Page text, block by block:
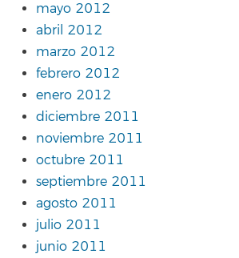
mayo 2012
abril 2012
marzo 2012
febrero 2012
enero 2012
diciembre 2011
noviembre 2011
octubre 2011
septiembre 2011
agosto 2011
julio 2011
junio 2011